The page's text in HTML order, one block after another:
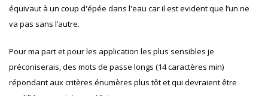
équivaut à un coup d'épée dans l'eau car il est evident que l’un ne
va pas sans l’autre.
Pour ma part et pour les application les plus sensibles je
préconiserais, des mots de passe longs (14 caractères min)
répondant aux critères énumères plus tôt et qui devraient être